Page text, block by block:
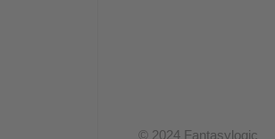
© 2024 Fantasylogic